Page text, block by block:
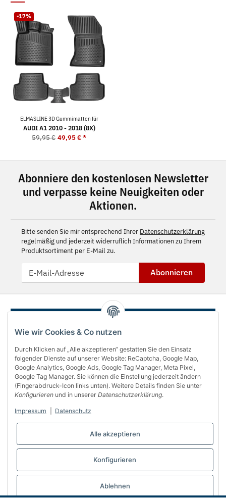
Wie wir Cookies & Co nutzen
Durch Klicken auf „Alle akzeptieren“ gestatten Sie den Einsatz
folgender Dienste auf unserer Website: ReCaptcha, Google Map,
Google Analytics, Google Ads, Google Tag Manager, Meta Pixel,
Google Tag Manager. Sie können die Einstellung jederzeit ändern
(Fingerabdruck-Icon links unten). Weitere Details finden Sie unter
Konfigurieren und in unserer Datenschutzerklärung.
Impressum Datenschutz
Alle akzeptieren
Konfigurieren
Ablehnen
-17%
ELMASLINE 3D Gummimatten für
AUDI A1 2010 - 2018 (8X)
59,95 € 49,95 €*
Abonniere den kostenlosen Newsletter
und verpasse keine Neuigkeiten oder
Aktionen.
Bitte senden Sie mir entsprechend Ihrer Datenschutzerklärung
regelmäßig und jederzeit widerruflich Informationen zu Ihrem
Produktsortiment per E-Mail zu.
Abonnieren
Über uns
Informationen
Bequem bezahlen